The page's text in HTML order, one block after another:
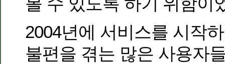
2004년에 서비스를 시작
불편을 겪는 많은 사용자